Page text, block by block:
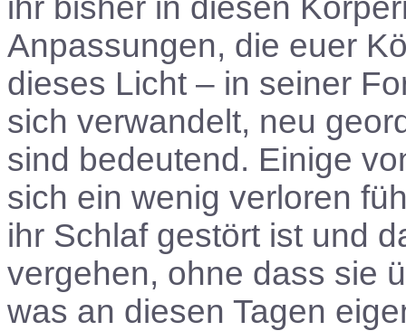
Anpassungen, die euer
dieses Licht – in seiner
sich verwandelt, neu
sind bedeutend. Einige
sich ein wenig verloren
ihr Schlaf gestört ist und
vergehen, ohne dass sie
was an diesen Tagen